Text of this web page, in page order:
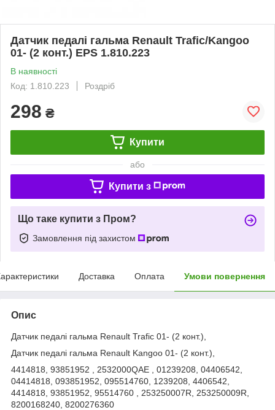
Датчик педалі гальма Renault Trafic/Kangoo
01- (2 конт.) EPS 1.810.223
В наявності
Код: 1.810.223
Роздріб
298 ₴
Купити
або
Купити з
Що таке купити з Пром?
Замовлення під захистом
Доставка Оплата Умови повернення
Опис
Датчик педалі гальма Renault Trafic 01- (2 конт.),
Датчик педалі гальма Renault Kangoo 01- (2 конт.),
4414818, 93851952 , 2532000QAE , 01239208, 04406542,
04414818, 093851952, 095514760, 1239208, 4406542,
4414818, 93851952, 95514760 , 253250007R, 253250009R,
8200168240, 8200276360